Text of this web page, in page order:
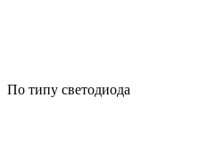
По типу светодиода